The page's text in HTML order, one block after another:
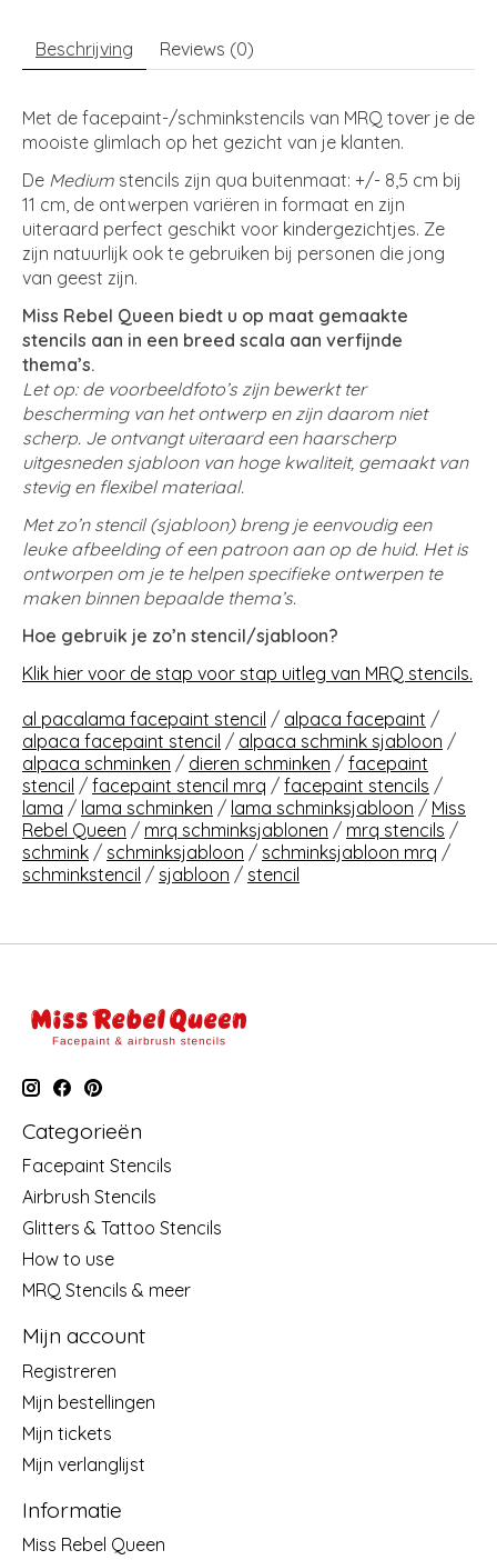
Beschrijving Reviews (0)
Met de facepaint-/schminkstencils van MRQ tover je de
mooiste glimlach op het gezicht van je klanten.
De Medium stencils zijn qua buitenmaat: +/- 8,5 cm bij
11 cm, de ontwerpen variëren in formaat en zijn
uiteraard perfect geschikt voor kindergezichtjes. Ze
zijn natuurlijk ook te gebruiken bij personen die jong
van geest zijn.
Miss Rebel Queen biedt u op maat gemaakte
stencils aan in een breed scala aan verfijnde
thema’s.
Let op: de voorbeeldfoto’s zijn bewerkt ter
bescherming van het ontwerp en zijn daarom niet
scherp. Je ontvangt uiteraard een haarscherp
uitgesneden sjabloon van hoge kwaliteit, gemaakt van
stevig en flexibel materiaal.
Met zo’n stencil (sjabloon) breng je eenvoudig een
leuke afbeelding of een patroon aan op de huid. Het is
ontworpen om je te helpen specifieke ontwerpen te
maken binnen bepaalde thema’s.
Hoe gebruik je zo’n stencil/sjabloon?
Klik hier voor de stap voor stap uitleg van MRQ stencils.
al pacalama facepaint stencil / alpaca facepaint /
alpaca facepaint stencil / alpaca schmink sjabloon /
alpaca schminken / dieren schminken / facepaint
stencil / facepaint stencil mrq / facepaint stencils /
lama / lama schminken / lama schminksjabloon / Miss
Rebel Queen / mrq schminksjablonen / mrq stencils /
schmink / schminksjabloon / schminksjabloon mrq /
schminkstencil / sjabloon / stencil
Categorieën
Facepaint Stencils
Airbrush Stencils
Glitters & Tattoo Stencils
How to use
MRQ Stencils & meer
Mijn account
Registreren
Mijn bestellingen
Mijn tickets
Mijn verlanglijst
Informatie
Miss Rebel Queen